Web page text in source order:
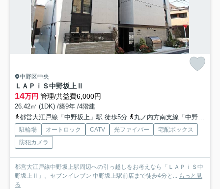
中野区中央
ＬＡＰｉＳ中野坂上Ⅱ
14万円 管理/共益費6,000円
26.42㎡ (1DK) /築9年 /4階建
都営大江戸線「中野坂上」駅 徒歩5分
丸ノ内方南支線「中野新橋」駅 徒歩18分
駐輪場 オートロック CATV 光ファイバー
宅配ボックス
防犯カメラ
都営大江戸線中野坂上駅周辺への引っ越しをお考えなら「ＬＡＰｉＳ中
野坂上Ⅱ」。セブンイレブン 中野坂上駅前店まで徒歩4分と... もっと見
る